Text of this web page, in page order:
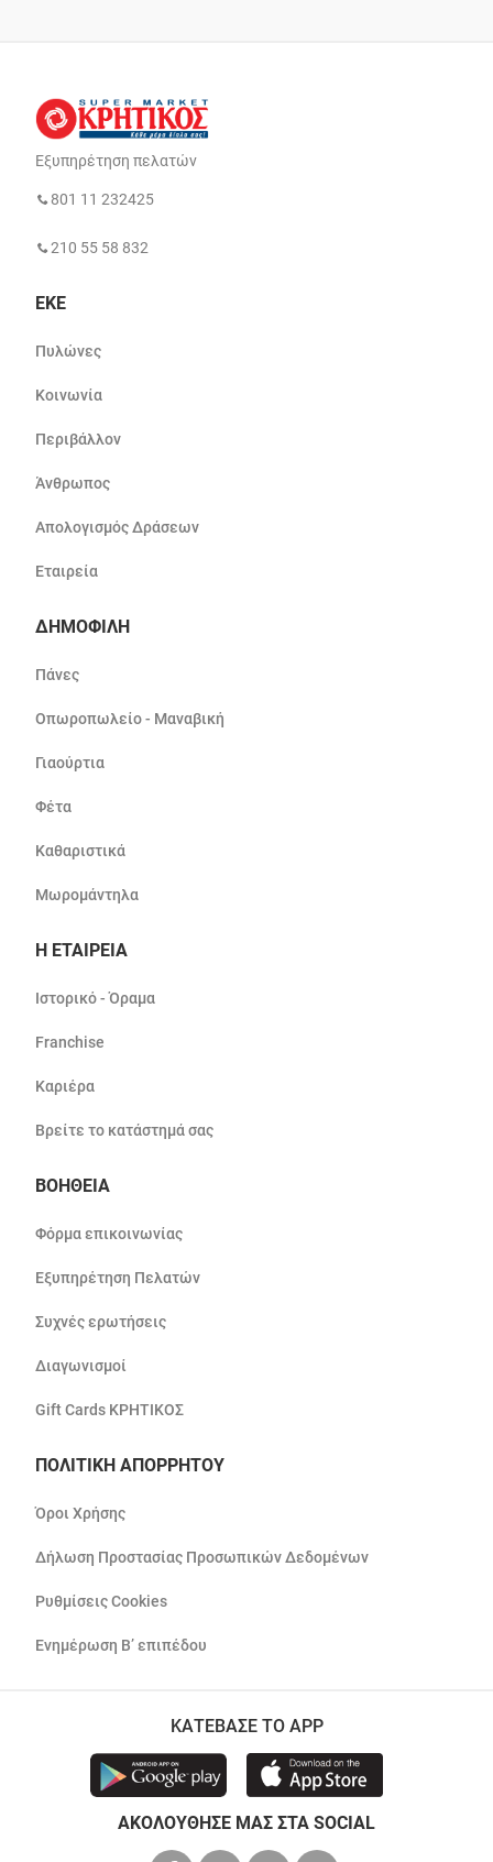
Εξυπηρέτηση πελατών
801 11 232425
210 55 58 832
ΕΚΕ
Πυλώνες
Κοινωνία
Περιβάλλον
Άνθρωπος
Απολογισμός Δράσεων
Εταιρεία
ΔΗΜΟΦΙΛΗ
Πάνες
Οπωροπωλείο - Μαναβική
Γιαούρτια
Φέτα
Καθαριστικά
Μωρομάντηλα
Η ΕΤΑΙΡΕΙΑ
Ιστορικό - Όραμα
Franchise
Καριέρα
Βρείτε το κατάστημά σας
ΒΟΗΘΕΙΑ
Φόρμα επικοινωνίας
Εξυπηρέτηση Πελατών
Συχνές ερωτήσεις
Διαγωνισμοί
Gift Cards ΚΡΗΤΙΚΟΣ
ΠΟΛΙΤΙΚΗ ΑΠΟΡΡΗΤΟΥ
Όροι Χρήσης
Δήλωση Προστασίας Προσωπικών Δεδομένων
Ρυθμίσεις Cookies
Ενημέρωση Β’ επιπέδου
ΚΑΤΕΒΑΣΕ ΤΟ APP
ΑΚΟΛΟΥΘΗΣΕ ΜΑΣ ΣΤΑ SOCIAL